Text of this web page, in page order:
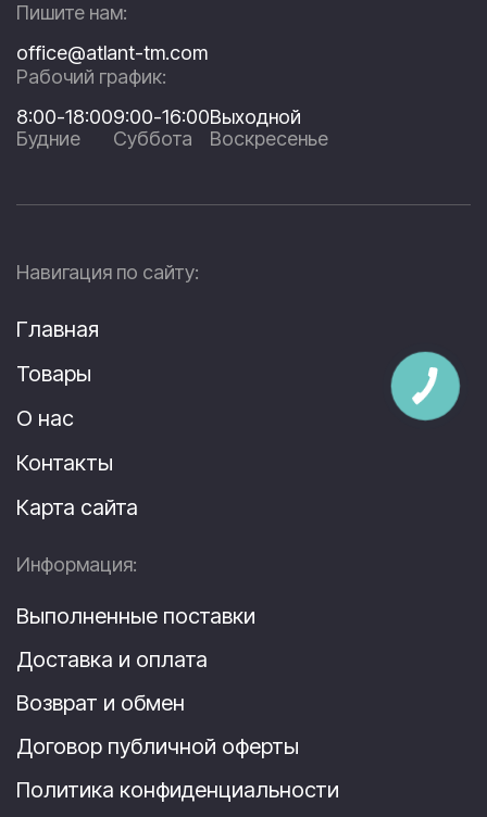
Пишите нам:
office@atlant-tm.com
Рабочий график:
8:00-18:00
Будние
9:00-16:00
Суббота
Выходной
Воскресенье
Навигация по сайту:
Главная
Товары
О нас
Контакты
Карта сайта
Информация:
Выполненные поставки
Доставка и оплата
Возврат и обмен
Договор публичной оферты
Политика конфиденциальности